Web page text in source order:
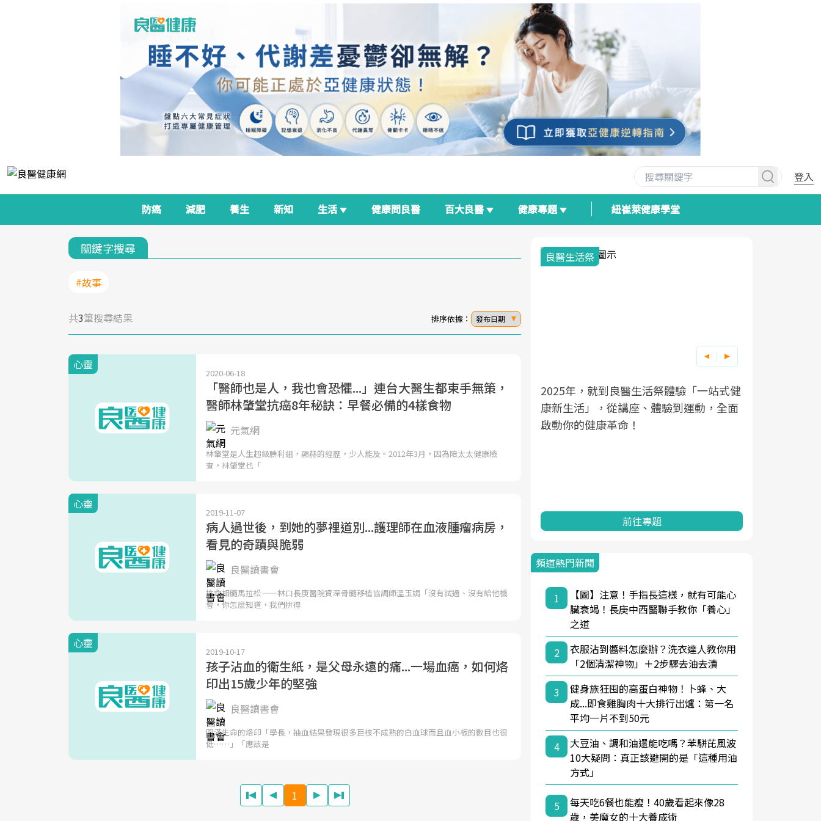
登入
防癌 減肥 養生 新知 生活 健康問良醫 百大良醫 健康專題 紐崔萊健康學堂
關鍵字搜尋
#故事
共3筆搜尋結果 排序依據： 發布日期
心靈
2020-06-18
「醫師也是人，我也會恐懼...」連台大醫生都束手無策，
醫師林肇堂抗癌8年秘訣：早餐必備的4樣食物
元氣網
林肇堂是人生超級勝利組，顯赫的經歷，少人能及。2012年3月，因為陪太太健康檢
查，林肇堂也「
心靈
2019-11-07
病人過世後，到她的夢裡道別...護理師在血液腫瘤病房，
看見的奇蹟與脆弱
良醫讀書會
拚命相髓馬拉松——林口長庚醫院資深骨髓移植協調師溫玉娟「沒有試過、沒有給他機
會，你怎麼知道，我們拚得
心靈
2019-10-17
孩子沾血的衛生紙，是父母永遠的痛...一場血癌，如何烙
印出15歲少年的堅強
良醫讀書會
圓滿生命的烙印「學長，抽血結果發現很多巨核不成熟的白血球而且血小板的數目也很
低……」「應該是
1
面對超高齡社會的浪潮，台灣正在快速邁
向「健康照護」的新時代。隨著國家政策
心議題。然而，健檢不只是醫療院所的服
前往專題
良醫生活祭
2025年，就到良醫生活祭體驗「一站式健
康新生活」，從講座、體驗到運動，全面
前往專題
我與健康韌性的距離
良醫健康網從「換季的身體變化」出發，
透過醫學觀點與日常感受的對話，建立對
亞健康的認知，進而引導實際的改善行
前往專題
頻道熱門新聞
1
【圖】注意！手指長這樣，就有可能心
臟衰竭！長庚中西醫聯手教你「養心」
之道
2
衣服沾到醬料怎麼辦？洗衣達人教你用
「2個清潔神物」＋2步驟去油去漬
3
健身族狂囤的高蛋白神物！卜蜂、大
成...即食雞胸肉十大排行出爐：第一名
平均一片不到50元
4
大豆油、調和油還能吃嗎？苯駢芘風波
10大疑問：真正該避開的是「這種用油
方式」
5
每天吃6餐也能瘦！40歲看起來像28
歲，美魔女的十大養成術